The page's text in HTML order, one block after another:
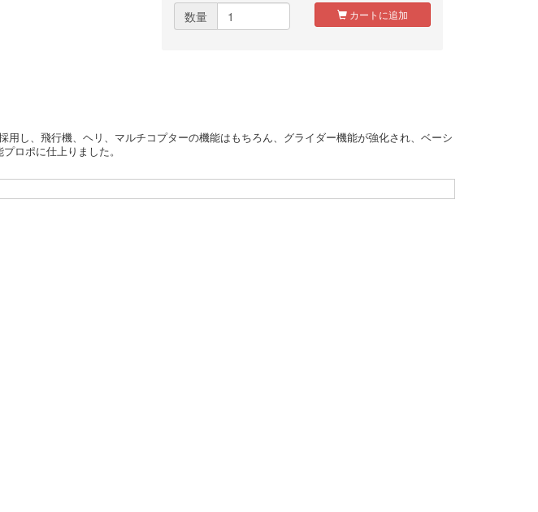
数量 カートに追加
用し、飛行機、ヘリ、マルチコプターの機能はもちろん、グライダー機能が強化され、ベーシ
ロポに仕上りました。